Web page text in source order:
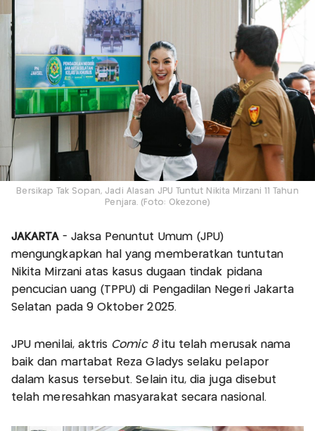
Bersikap Tak Sopan, Jadi Alasan JPU Tuntut Nikita Mirzani 11 Tahun
Penjara. (Foto: Okezone)
JAKARTA - Jaksa Penuntut Umum (JPU)
mengungkapkan hal yang memberatkan tuntutan
Nikita Mirzani atas kasus dugaan tindak pidana
pencucian uang (TPPU) di Pengadilan Negeri Jakarta
Selatan pada 9 Oktober 2025.
JPU menilai, aktris Comic 8 itu telah merusak nama
baik dan martabat Reza Gladys selaku pelapor
dalam kasus tersebut. Selain itu, dia juga disebut
telah meresahkan masyarakat secara nasional.